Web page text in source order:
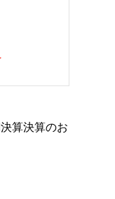
算決算のお